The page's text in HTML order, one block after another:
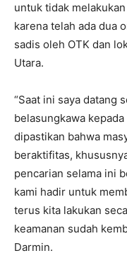
untuk tidak
karena telah ada dua
sadis oleh OTK dan
Utara.
“Saat ini saya datang
belasungkawa
dipastikan bahwa
beraktifitas,
pencarian selama ini
kami hadir untuk
terus kita lakukan
keamanan sudah
Darmin.